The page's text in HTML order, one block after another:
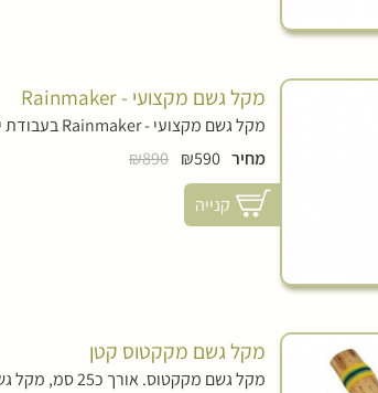
מקל גשם מקצועי - Rainmaker
מקל גשם מקצועי - Rainmaker בעבודת יד של חברת Schlagwerk, מגיע בעיצוב ייחודי. סאונד מרשים.
מחיר ₪590
₪890
קנייה
מקל גשם מקקטוס קטן
מקל גשם מקקטוס. אורך כ25 סמ, מקל גשם בעל סאונד מקצועי